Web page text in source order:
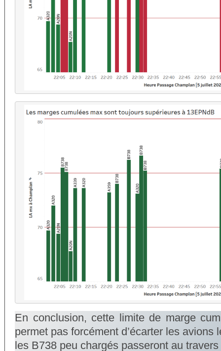
En conclusion, cette limite de marge
permet pas forcément d’écarter les avions
les B738 peu chargés passeront au travers